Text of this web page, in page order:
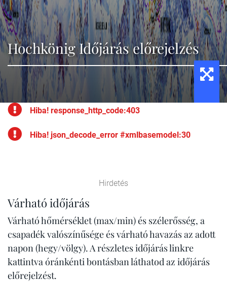
Hochkönig Időjárás előrejelzés
Hiba! response_http_code:403
Hiba! json_decode_error #xmlbasemodel:30
Hirdetés
Várható időjárás
Várható hőmérséklet (max/min) és szélerősség, a
csapadék valószínűsége és várható havazás az adott
napon (hegy/völgy). A részletes időjárás linkre
kattintva óránkénti bontásban láthatod az időjárás
előrejelzést.